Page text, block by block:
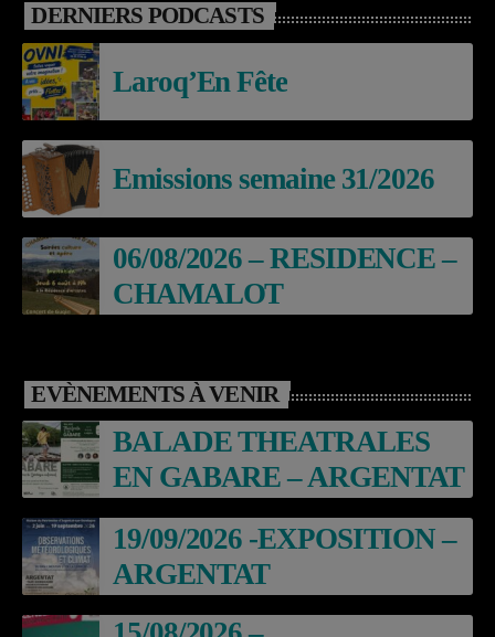
DERNIERS PODCASTS
Laroq’En Fête
Emissions semaine 31/2026
06/08/2026 – RESIDENCE –
CHAMALOT
EVÈNEMENTS À VENIR
BALADE THEATRALES
EN GABARE – ARGENTAT
19/09/2026 -EXPOSITION –
ARGENTAT